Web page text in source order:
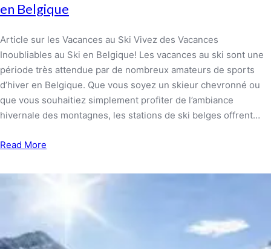
en Belgique
Article sur les Vacances au Ski Vivez des Vacances
Inoubliables au Ski en Belgique! Les vacances au ski sont une
période très attendue par de nombreux amateurs de sports
d’hiver en Belgique. Que vous soyez un skieur chevronné ou
que vous souhaitiez simplement profiter de l’ambiance
hivernale des montagnes, les stations de ski belges offrent…
Read More